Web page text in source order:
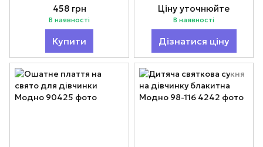
років Модно 140-164
458 грн
В наявності
Купити
princess
Ціну уточнюйте
В наявності
Дізнатися ціну